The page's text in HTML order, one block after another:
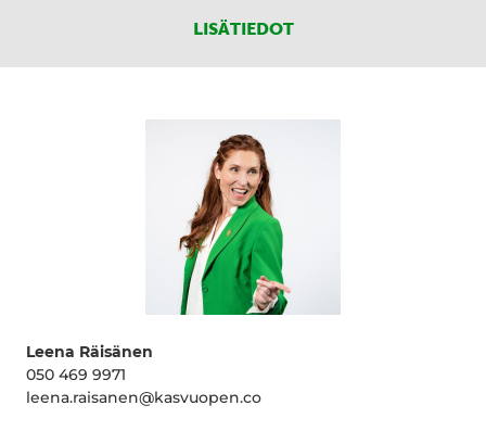
LISÄTIEDOT
Leena Räisänen
050 469 9971
leena.raisanen@kasvuopen.co